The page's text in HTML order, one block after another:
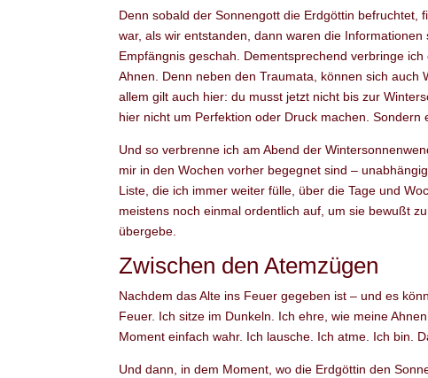
Denn sobald der Sonnengott die Erdgöttin befruchtet,
war, als wir entstanden, dann waren die
Empfängnis geschah. Dementsprechend verbringe
Ahnen. Denn neben den Traumata, können sich
allem gilt auch hier: du musst jetzt nicht bis zur
hier nicht um Perfektion oder Druck machen.
Und so verbrenne ich am Abend der
mir in den Wochen vorher begegnet sind –
Liste, die ich immer weiter fülle, über die Tage und
meistens noch einmal ordentlich auf, um sie bewußt
übergebe.
Zwischen den Atemzügen
Nachdem das Alte ins Feuer gegeben ist – und es
Feuer. Ich sitze im Dunkeln. Ich ehre, wie meine
Moment einfach wahr. Ich lausche. Ich atme. Ich bin.
Und dann, in dem Moment, wo die Erdgöttin den